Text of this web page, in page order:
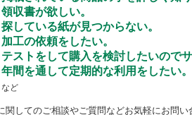
領収書が欲しい。
探している紙が見つからない。
加工の依頼をしたい。
テストをして購入を検討したいので
年間を通して定期的な利用をしたい。
など
関してのご相談やご質問などお気軽にお問い